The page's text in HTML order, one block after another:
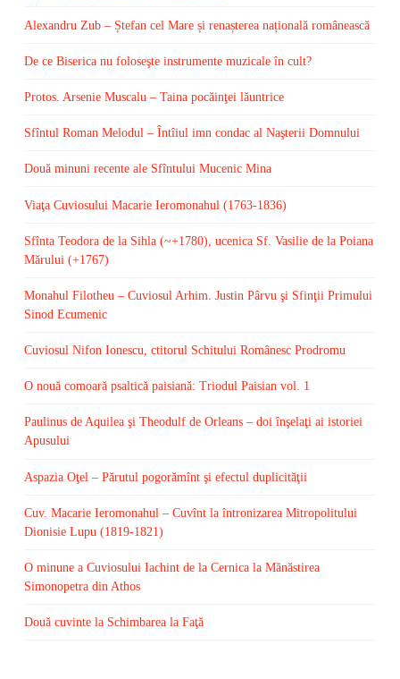
Alexandru Zub – Ștefan cel Mare și renașterea națională românească
De ce Biserica nu foloseşte instrumente muzicale în cult?
Protos. Arsenie Muscalu – Taina pocăinţei lăuntrice
Sfîntul Roman Melodul – Întîiul imn condac al Naşterii Domnului
Două minuni recente ale Sfîntului Mucenic Mina
Viaţa Cuviosului Macarie Ieromonahul (1763-1836)
Sfînta Teodora de la Sihla (~+1780), ucenica Sf. Vasilie de la Poiana
Mărului (+1767)
Monahul Filotheu – Cuviosul Arhim. Justin Pârvu şi Sfinţii Primului
Sinod Ecumenic
Cuviosul Nifon Ionescu, ctitorul Schitului Românesc Prodromu
O nouă comoară psaltică paisiană: Triodul Paisian vol. 1
Paulinus de Aquilea şi Theodulf de Orleans – doi înşelaţi ai istoriei
Apusului
Aspazia Oţel – Părutul pogorămînt şi efectul duplicităţii
Cuv. Macarie Ieromonahul – Cuvînt la întronizarea Mitropolitului
Dionisie Lupu (1819-1821)
O minune a Cuviosului Iachint de la Cernica la Mănăstirea
Simonopetra din Athos
Două cuvinte la Schimbarea la Faţă